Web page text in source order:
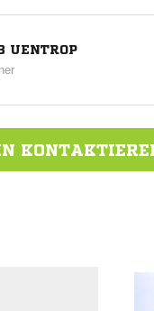
UENTROP